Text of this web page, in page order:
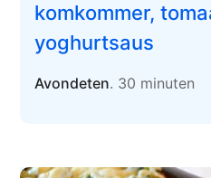
komkommer,
yoghurtsaus
Avondeten. 30 minuten